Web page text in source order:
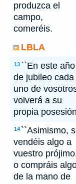
produzca el
campo,
comeréis.
LBLA
13 ``En este año
de jubileo cada
uno de
volverá a su
propia
14 ``Asimismo,
vendéis algo a
vuestro
o compráis
de la mano de